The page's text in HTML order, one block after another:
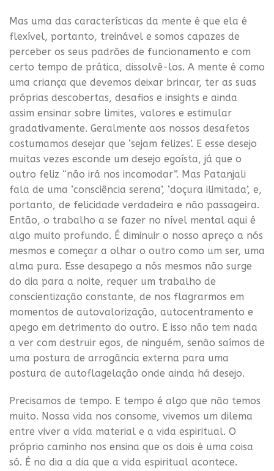
Mas uma das características da mente é que ela é
flexível, portanto, treinável e somos capazes de
perceber os seus padrões de funcionamento e com
certo tempo de prática, dissolvê-los. A mente é como
uma criança que devemos deixar brincar, ter as suas
próprias descobertas, desafios e insights e ainda
assim ensinar sobre limites, valores e estimular
gradativamente. Geralmente aos nossos desafetos
costumamos desejar que ‘sejam felizes’. E esse desejo
muitas vezes esconde um desejo egoísta, já que o
outro feliz “não irá nos incomodar”. Mas Patanjali
fala de uma ‘consciência serena’, ‘doçura ilimitada’, e,
portanto, de felicidade verdadeira e não passageira.
Então, o trabalho a se fazer no nível mental aqui é
algo muito profundo. É diminuir o nosso apreço a nós
mesmos e começar a olhar o outro como um ser, uma
alma pura. Esse desapego a nós mesmos não surge
do dia para a noite, requer um trabalho de
conscientização constante, de nos flagrarmos em
momentos de autovalorização, autocentramento e
apego em detrimento do outro. E isso não tem nada
a ver com destruir egos, de ninguém, senão saímos de
uma postura de arrogância externa para uma
postura de autoflagelação onde ainda há desejo.
Precisamos de tempo. E tempo é algo que não temos
muito. Nossa vida nos consome, vivemos um dilema
entre viver a vida material e a vida espiritual. O
próprio caminho nos ensina que os dois é uma coisa
só. É no dia a dia que a vida espiritual acontece.